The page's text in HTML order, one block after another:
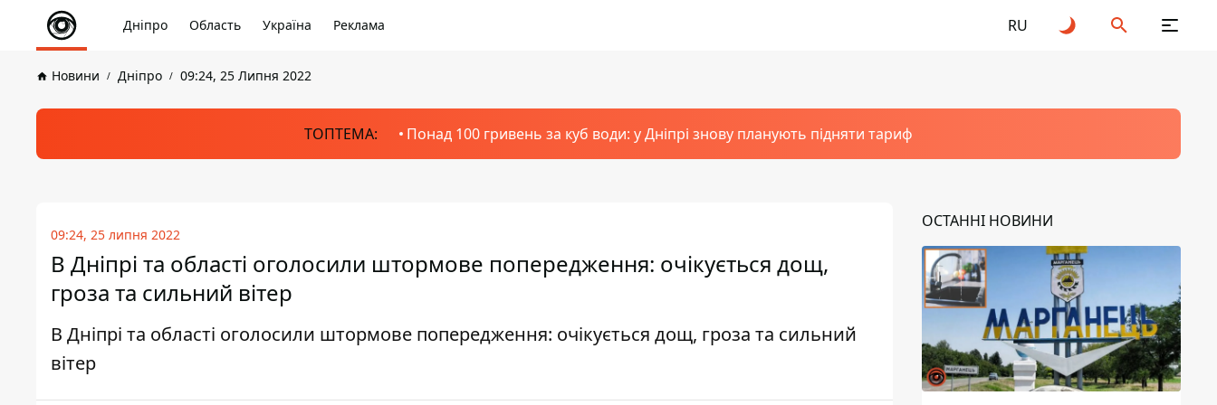
Дніпро Область Україна Реклама RU
Новини Дніпро 09:24, 25 Липня 2022
ТОПТЕМА: Понад 100 гривень за куб води: у Дніпрі знову планують підняти тариф
09:24, 25 липня 2022
В Дніпрі та області оголосили штормове попередження: очікується дощ,
гроза та сильний вітер
В Дніпрі та області оголосили штормове попередження: очікується дощ, гроза та сильний
вітер
ОСТАННІ НОВИНИ